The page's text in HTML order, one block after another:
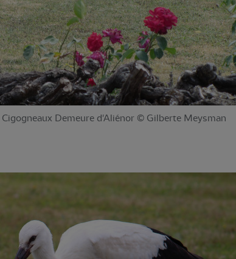
Cigogneaux Demeure d'Aliénor © Gilberte Meysman